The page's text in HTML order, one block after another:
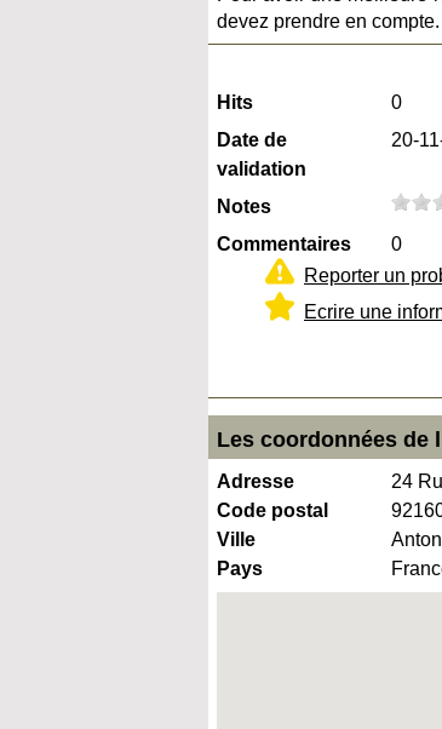
devez prendre en compte.
Hits
0
Date de
validation
20-
Notes
Commentaires
0
Reporter un
Ecrire une
Les coordonnées de
Adresse
24
Code postal
Ville
Pays